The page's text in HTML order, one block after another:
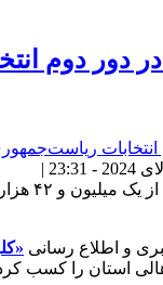
دور دوم
و اطلاع رسانی